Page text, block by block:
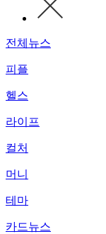
전체뉴스
피플
헬스
라이프
컬처
머니
테마
카드뉴스